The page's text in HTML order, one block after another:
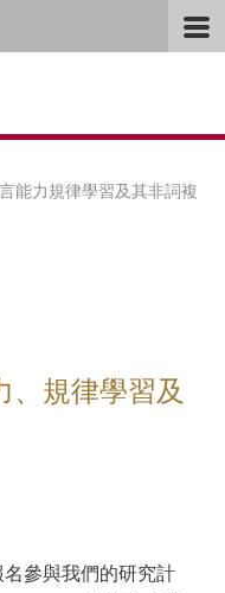
能力規律學習及其非詞複
、規律學習及
參與我們的研究計